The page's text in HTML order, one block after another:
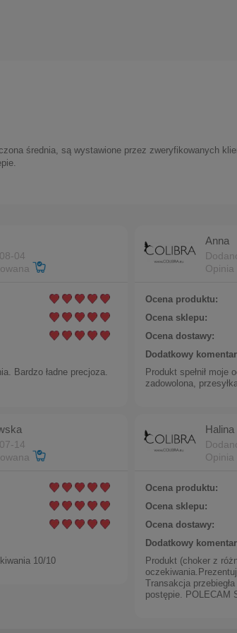
Klipsy zawijaski z
średnia, są wystawione przez zweryfikowanych
04
Bardzo ładne precjoza.
Anna
Opinia
Ocena produktu:
Ocena sklepu:
Ocena dostawy:
Dodatkowy
Produkt spełnił moje
zadowolona,
14
10/10
Halina
Opinia
Ocena produktu:
Ocena sklepu:
Ocena dostawy:
Dodatkowy
Produkt (choker z
Transakcja
postępie. POLECAM